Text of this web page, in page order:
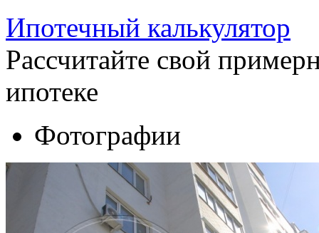
Ипотечный калькулятор
Рассчитайте свой
ипотеке
Фотографии